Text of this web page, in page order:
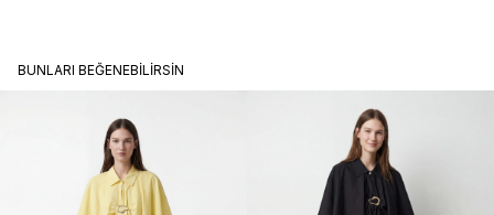
BUNLARI BEĞENEBILIRSIN